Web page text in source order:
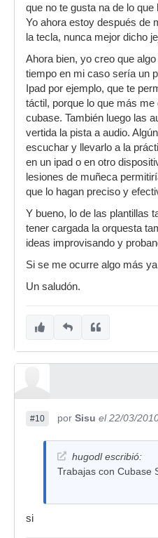
que no te gusta na de lo
Yo ahora estoy después de
la tecla, nunca mejor dicho
Ahora bien, yo creo que
tiempo en mi caso sería un
Ipad por ejemplo, que te
táctil, porque lo que más me
cubase. También luego las
vertida la pista a audio.
escuchar y llevarlo a la
en un ipad o en otro
lesiones de muñeca
que lo hagan preciso y
Y bueno, lo de las plantillas
tener cargada la orquesta
ideas improvisando y
Si se me ocurre algo más
Un saludón.
#10 por Sisu el 22/03/
hugodl escribió:
Trabajas con Cubase
si